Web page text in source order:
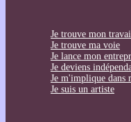
Je trouve mon
Je trouve ma voie
Je lance mon
Je deviens
Je m'implique dans
Je suis un artiste